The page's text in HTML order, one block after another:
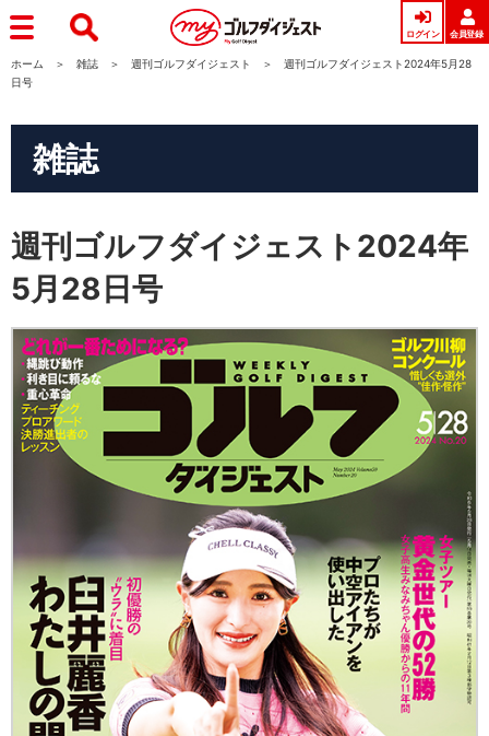
ログイン 会員登録
ホーム 雑誌 週刊ゴルフダイジェスト
週刊ゴルフダイジェスト2024年5月28
日号
雑誌
週刊ゴルフダイジェスト2024年
5月28日号